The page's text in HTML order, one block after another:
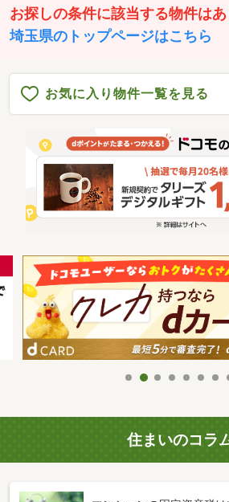
お探しの条件に該当する物件はあ
埼玉県のトップページはこちら
お気に入り物件一覧を見る
住まいのコラ